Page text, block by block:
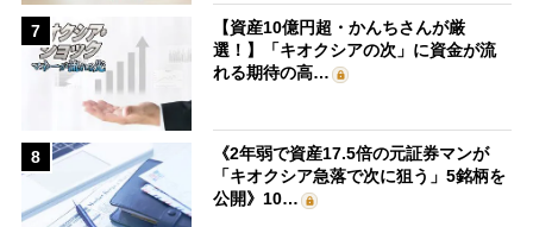
7
【資産10億円超・かんちさんが厳
選！】「キオクシアの次」に資金が流
れる期待の高…
8
《2年弱で資産17.5倍の元証券マンが
「キオクシア急落で次に狙う」5銘柄を
公開》10…